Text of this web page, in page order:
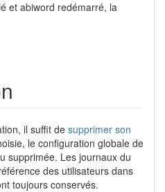
et abiword redémarré, la
il suffit de supprimer son
le configuration globale de
supprimée. Les journaux du
des utilisateurs dans
toujours conservés.